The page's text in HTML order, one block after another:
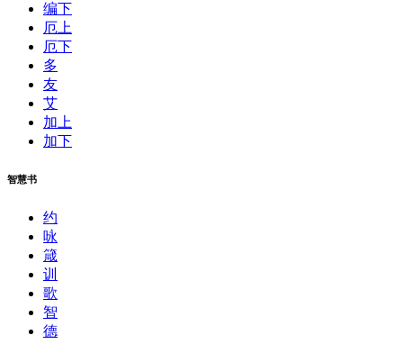
编下
厄上
厄下
多
友
艾
加上
加下
智慧书
约
咏
箴
训
歌
智
德